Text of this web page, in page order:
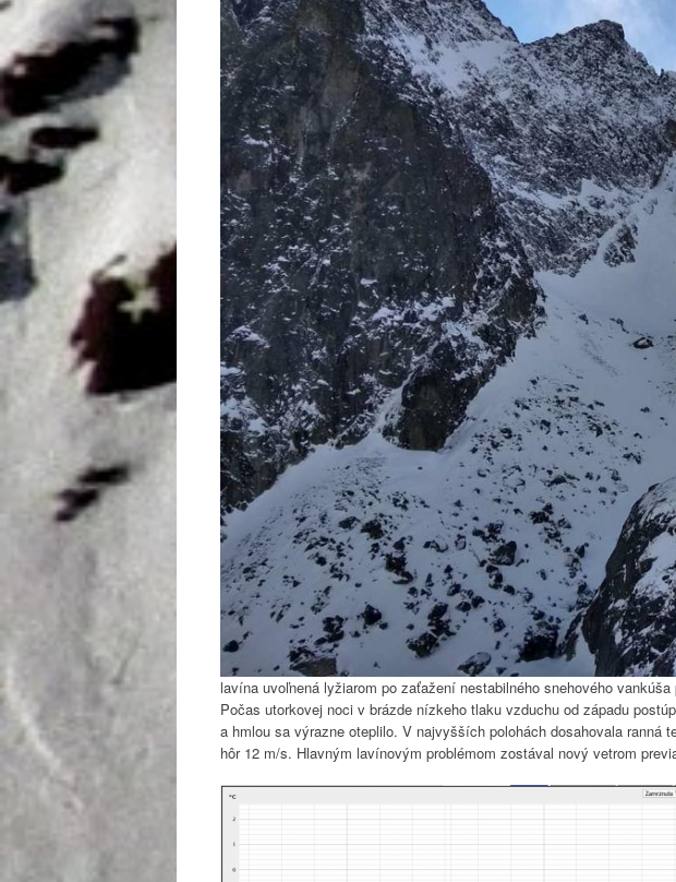
lavína uvoľnená lyžiarom po zaťažení nestabilného snehového
Počas utorkovej noci v brázde nízkeho tlaku vzduchu od západu
a hmlou sa výrazne oteplilo. V najvyšších polohách dosahovala ranná
hôr 12 m/s. Hlavným lavínovým problémom zostával nový vetrom